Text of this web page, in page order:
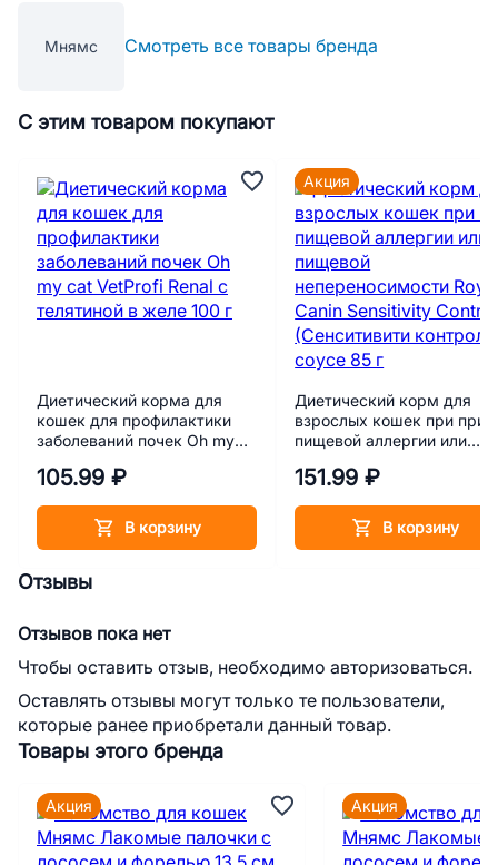
Мнямс Смотреть все товары бренда
С этим товаром покупают
Диетический корма для
кошек для профилактики
заболеваний почек Oh my
телятиной в желе 100 г
105.99 ₽
В корзину
Диетический корм для
взрослых кошек при при
пищевой аллергии или
Royal Canin Sensitivity
контрол) в соусе 85 г
151.99 ₽
В корзину
Акция
Товары этого бренда
Акция Акция
Отзывы
Отзывов пока нет
Чтобы оставить отзыв, необходимо авторизоваться.
Оставлять отзывы могут только те пользователи,
которые ранее приобретали данный товар.